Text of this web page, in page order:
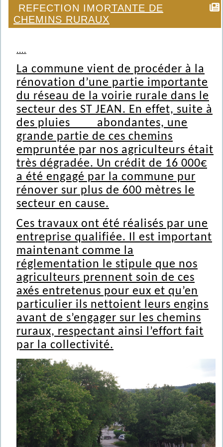
REFECTION IMORTANTE DE
CHEMINS RURAUX
....
La commune vient de procéder à la
rénovation d’une partie importante
du réseau de la voirie rurale dans le
secteur des ST JEAN. En effet, suite à
des pluies abondantes, une
grande partie de ces chemins
empruntée par nos agriculteurs était
très dégradée. Un crédit de 16 000€
a été engagé par la commune pur
rénover sur plus de 600 mètres le
secteur en cause.
Ces travaux ont été réalisés par une
entreprise qualifiée. Il est important
maintenant comme la
réglementation le stipule que nos
agriculteurs prennent soin de ces
axés entretenus pour eux et qu’en
particulier ils nettoient leurs engins
avant de s’engager sur les chemins
ruraux, respectant ainsi l’effort fait
par la collectivité.